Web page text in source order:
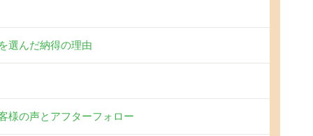
選んだ納得の理由
様の声とアフターフォロー